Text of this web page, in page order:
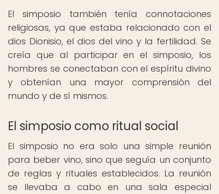
El simposio también tenía connotaciones
religiosas, ya que estaba relacionado con el
dios Dionisio, el dios del vino y la fertilidad. Se
creía que al participar en el simposio, los
hombres se conectaban con el espíritu divino
y obtenían una mayor comprensión del
mundo y de sí mismos.
El simposio como ritual social
El simposio no era solo una simple reunión
para beber vino, sino que seguía un conjunto
de reglas y rituales establecidos. La reunión
se llevaba a cabo en una sala especial